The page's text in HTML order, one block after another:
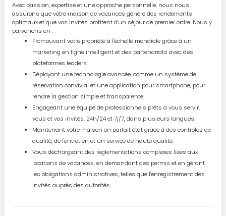
Avec passion, expertise et une approche personnelle, nous nous
assurons que votre maison de vacances génère des rendements
optimaux et que vos invités profitent d'un séjour de premier ordre. Nous y
parvenons en :
Promouvant votre propriété à l'échelle mondiale grâce à un
marketing en ligne intelligent et des partenariats avec des
plateformes leaders.
Déployant une technologie avancée, comme un système de
réservation convivial et une application pour smartphone, pour
rendre la gestion simple et transparente.
Engageant une équipe de professionnels prêts à vous servir,
vous et vos invités, 24h/24 et 7j/7, dans plusieurs langues.
Maintenant votre maison en parfait état grâce à des contrôles de
qualité, de l'entretien et un service de haute qualité.
Vous déchargeant des réglementations complexes liées aux
locations de vacances, en demandant des permis et en gérant
les obligations administratives, telles que l'enregistrement des
invités auprès des autorités.